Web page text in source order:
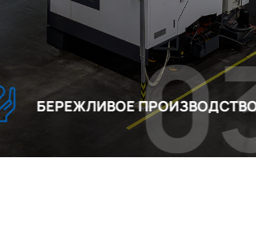
ПРОИЗВОДСТВО
03